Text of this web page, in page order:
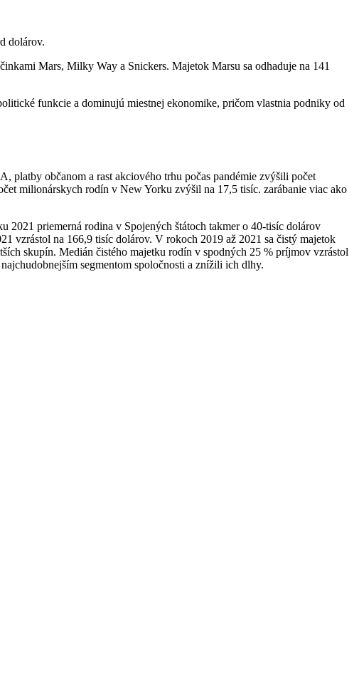
dolárov.
Mars, Milky Way a Snickers. Majetok Marsu sa odhaduje na 141
funkcie a dominujú miestnej ekonomike, pričom vlastnia podniky od
platby občanom a rast akciového trhu počas pandémie zvýšili počet
milionárskych rodín v New Yorku zvýšil na 17,5 tisíc. zarábanie viac ako
2021 priemerná rodina v Spojených štátoch takmer o 40-tisíc dolárov
vzrástol na 166,9 tisíc dolárov. V rokoch 2019 až 2021 sa čistý majetok
skupín. Medián čistého majetku rodín v spodných 25 % príjmov vzrástol
segmentom spoločnosti a znížili ich dlhy.